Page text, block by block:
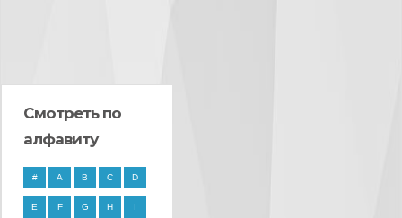
Смотреть по
алфавиту
# A B C D
E F G H I